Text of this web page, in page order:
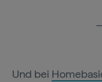
Und bei